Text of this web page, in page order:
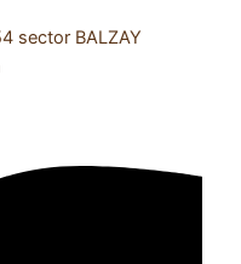
sector BALZAY